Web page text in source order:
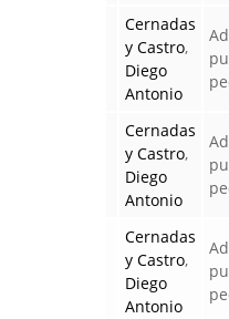
Cernadas
y Castro,
Diego
Antonio
Cernadas
y Castro,
Diego
Antonio
Cernadas
y Castro,
Diego
Antonio